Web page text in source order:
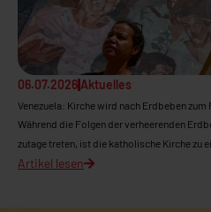
06.07.2026 Aktuelles
Venezuela: Kirche wird nach Erdbeben zum
Während die Folgen der verheerenden
zutage treten, ist die katholische Kirche zu
Artikel lesen